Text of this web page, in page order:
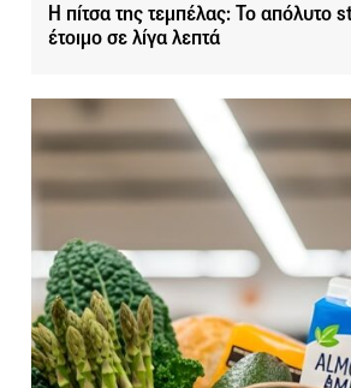
Η πίτσα της τεμπέλας: Το απόλυτο
έτοιμο σε λίγα λεπτά